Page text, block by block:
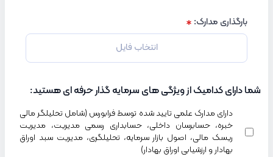
بارگذاری مدارک:
انتخاب فایل
شما دارای کدامیک از ویژگی های سرمایه گذار حرفه ای هستید:
دارای مدارک علمی تایید شده توسط فرابورس (شامل تحلیلگر مالی
خبره، حسابرسان داخلی، حسابداری رسمی مدیریت، مدیریت
ریسک مالی، اصول بازار سرمایه، تحلیلگری، مدیریت سبد اوراق
بهادار و ارزشیابی اوراق بهادار)